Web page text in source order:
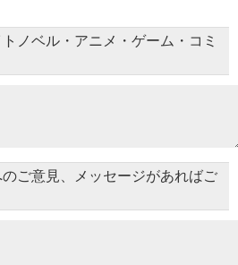
ノベル・アニメ・ゲーム・コミ
ご意見、メッセージがあればご